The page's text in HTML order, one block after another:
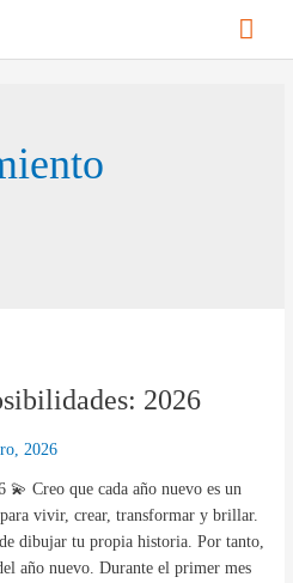
2026
2026
💫 Creo que cada año nuevo es un
vivir, crear, transformar y brillar.
dibujar tu propia historia. Por tanto,
año nuevo. Durante el primer mes